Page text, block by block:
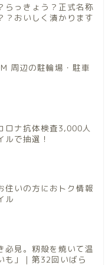
らっきょう？正式名称
？おいしく漬かります
周辺の駐輪場・駐車
ロナ抗体検査3,000人
ルで抽選！
住いの方におトク情報
ル
必見。籾殻を焼いて温
も」｜第32回いばら